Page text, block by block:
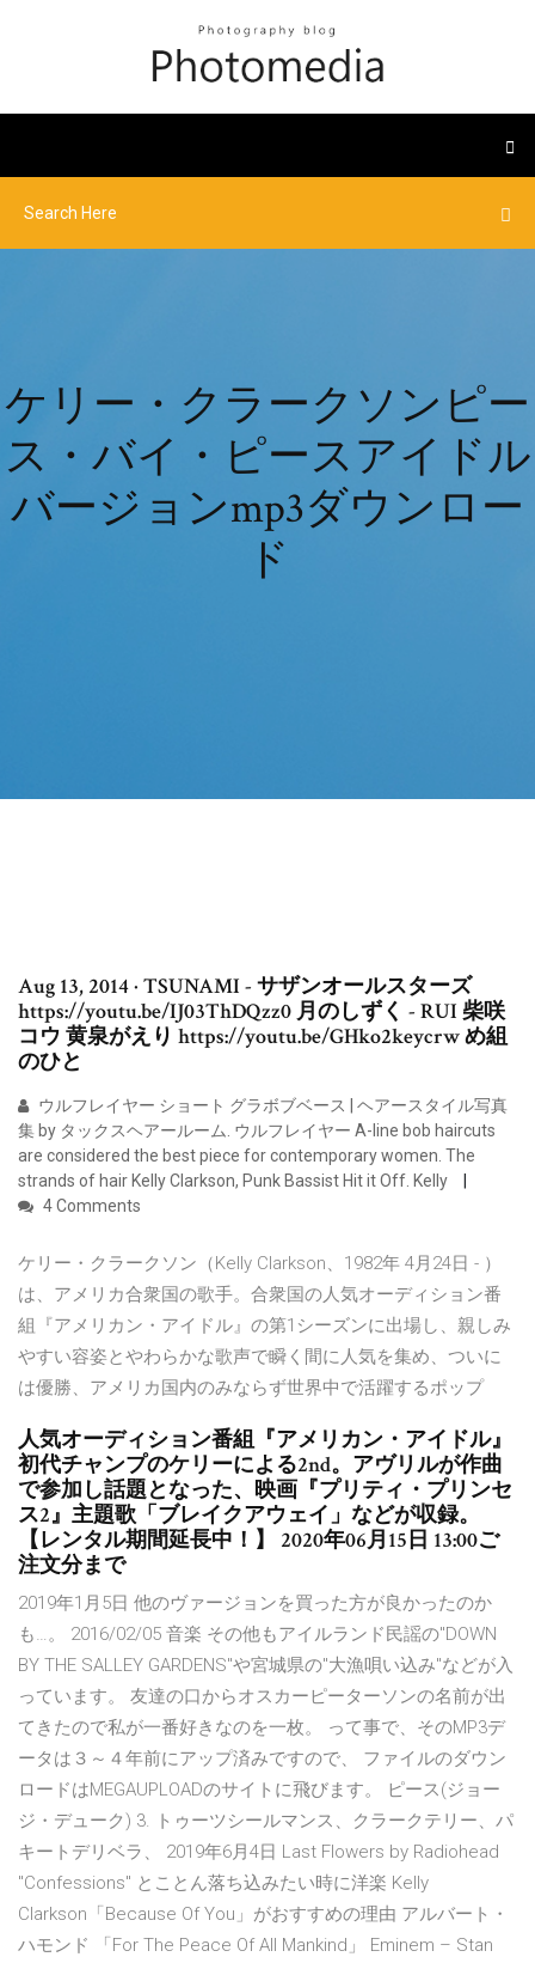
ケリー・クラークソンピー
ス・バイ・ピースアイドル
バージョンmp3ダウンロー
ド
Aug 13, 2014 · TSUNAMI - サザンオールスターズ
https://youtu.be/IJ03ThDQzz0 月のしずく - RUI 柴咲
コウ 黄泉がえり https://youtu.be/GHko2keycrw め組
のひと
ウルフレイヤー ショート グラボブベース | ヘアースタイル写真
集 by タックスヘアールーム. ウルフレイヤー A-line bob haircuts
are considered the best piece for contemporary women. The
strands of hair Kelly Clarkson, Punk Bassist Hit it Off. Kelly
4 Comments
ケリー・クラークソン（Kelly Clarkson、1982年 4月24日 - ）
は、アメリカ合衆国の歌手。合衆国の人気オーディション番
組『アメリカン・アイドル』の第1シーズンに出場し、親しみ
やすい容姿とやわらかな歌声で瞬く間に人気を集め、ついに
は優勝、アメリカ国内のみならず世界中で活躍するポップ
人気オーディション番組『アメリカン・アイドル』
初代チャンプのケリーによる2nd。アヴリルが作曲
で参加し話題となった、映画『プリティ・プリンセ
ス2』主題歌「ブレイクアウェイ」などが収録。
【レンタル期間延長中！】 2020年06月15日 13:00ご
注文分まで
2019年1月5日 他のヴァージョンを買った方が良かったのか
も…。 2016/02/05 音楽 その他もアイルランド民謡の"DOWN
BY THE SALLEY GARDENS"や宮城県の"大漁唄い込み"などが入
っています。 友達の口からオスカーピーターソンの名前が出
てきたので私が一番好きなのを一枚。 って事で、そのMP3デ
ータは３～４年前にアップ済みですので、 ファイルのダウン
ロードはMEGAUPLOADのサイトに飛びます。 ピース(ジョー
ジ・デューク) 3. トゥーツシールマンス、クラークテリー、パ
キートデリベラ、 2019年6月4日 Last Flowers by Radiohead
"Confessions" とことん落ち込みたい時に洋楽 Kelly
Clarkson「Because Of You」がおすすめの理由 アルバート・
ハモンド 「For The Peace Of All Mankind」 Eminem – Stan